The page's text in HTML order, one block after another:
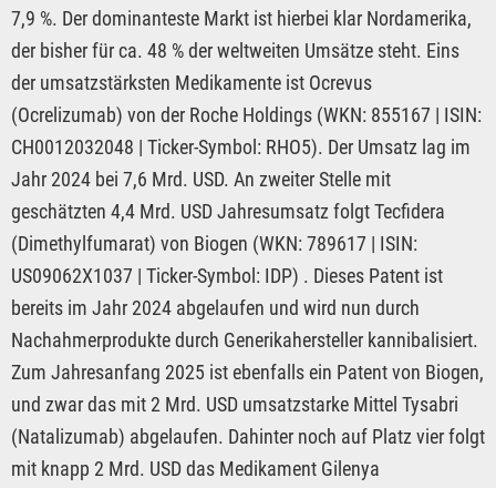
7,9 %. Der dominanteste Markt ist hierbei klar Nordamerika,
der bisher für ca. 48 % der weltweiten Umsätze steht. Eins
der umsatzstärksten Medikamente ist Ocrevus
(Ocrelizumab) von der Roche Holdings (WKN: 855167 | ISIN:
CH0012032048 | Ticker-Symbol: RHO5). Der Umsatz lag im
Jahr 2024 bei 7,6 Mrd. USD. An zweiter Stelle mit
geschätzten 4,4 Mrd. USD Jahresumsatz folgt Tecfidera
(Dimethylfumarat) von Biogen (WKN: 789617 | ISIN:
US09062X1037 | Ticker-Symbol: IDP) . Dieses Patent ist
bereits im Jahr 2024 abgelaufen und wird nun durch
Nachahmerprodukte durch Generikahersteller kannibalisiert.
Zum Jahresanfang 2025 ist ebenfalls ein Patent von Biogen,
und zwar das mit 2 Mrd. USD umsatzstarke Mittel Tysabri
(Natalizumab) abgelaufen. Dahinter noch auf Platz vier folgt
mit knapp 2 Mrd. USD das Medikament Gilenya